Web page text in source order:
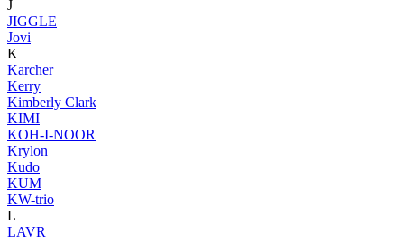
J
JIGGLE
Jovi
K
Karcher
Kerry
Kimberly Clark
KIMI
KOH-I-NOOR
Krylon
Kudo
KUM
KW-trio
L
LAVR